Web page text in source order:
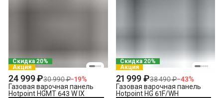
Скидка 20%
Акция
24 999 ₽30 990 ₽−19%
Газовая варочная панель
Hotpoint HGMT 643 W IX
Скидка 20%
Акция
21 999 ₽38 490 ₽−43%
Газовая варочная панель
Hotpoint HG 61F/WH